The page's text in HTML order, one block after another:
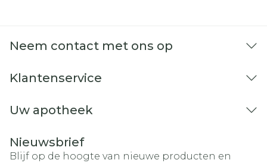
Neem contact met ons op
Klantenservice
Uw apotheek
Nieuwsbrief
Blijf op de hoogte van nieuwe producten en